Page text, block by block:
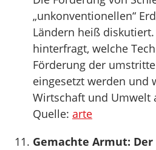
„unkonventionellen“
Ländern heiß
hinterfragt, welche
Förderung der
eingesetzt werden und
Wirtschaft und Umwelt
Quelle: arte
Gemachte Armut: